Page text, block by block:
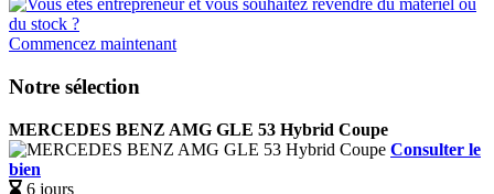
Commencez maintenant
Notre sélection
MERCEDES BENZ AMG GLE 53 Hybrid Coupe
Consulter le
bien
6 jours